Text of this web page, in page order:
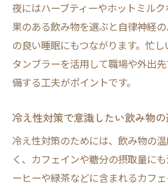
夜にはハーブティーやホットミル
果のある飲み物を選ぶと自律神経
の良い睡眠にもつながります。忙
タンブラーを活用して職場や外出
備する工夫がポイントです。
冷え性対策で意識したい飲み物
冷え性対策のためには、飲み物の
く、カフェインや糖分の摂取量に
ーヒーや緑茶などに含まれるカフ